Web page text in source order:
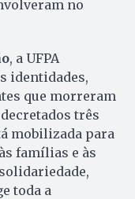
no
, a UFPA
identidades,
que morreram
três
mobilizada para
famílias e às
toda a